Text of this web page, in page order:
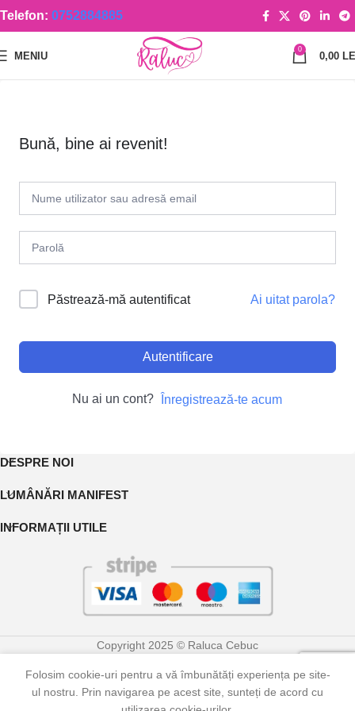
Telefon: 0752884885
MENIU
0
0,00
Bună, bine ai revenit!
Păstrează-mă autentificat Ai uitat parola?
Autentificare
Nu ai un cont? Înregistrează-te acum
DESPRE NOI
LUMÂNĂRI MANIFEST
INFORMAȚII UTILE
Copyright 2025 © Raluca Cebuc
Folosim cookie-uri pentru a vă îmbunătăți experiența pe site-
ul nostru. Prin navigarea pe acest site, sunteți de acord cu
0
Coș
Contul meu